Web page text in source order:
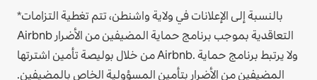
*بالنسبة إلى الإعلانات في ولاية واشنطن، تتم تغطية التزامات
Airbnb التعاقدية بموجب برنامج حماية المضيفين من الأضرار
من خلال بوليصة تأمين اشترتها Airbnb. ولا يرتبط برنامج حماية
المضيفين من الأضرار بتأمين المسؤولية الخاص بالمضيفين.